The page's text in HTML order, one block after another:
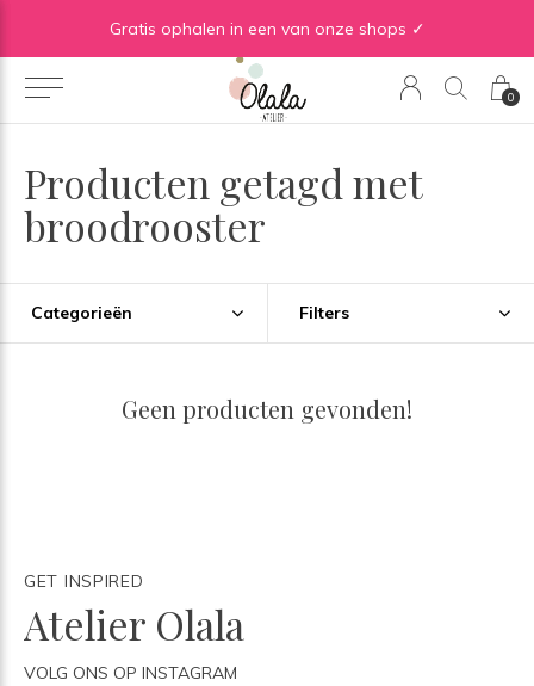
0
Gratis ophalen in een van onze shops ✓
Producten getagd met
broodrooster
Categorieën Filters
Geen producten gevonden!
GET INSPIRED
Atelier Olala
VOLG ONS OP INSTAGRAM